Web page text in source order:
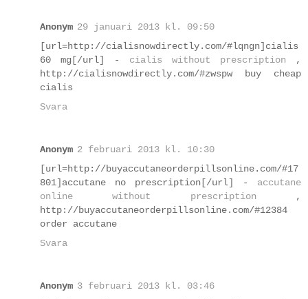
Anonym 29 januari 2013 kl. 09:50
[url=http://cialisnowdirectly.com/#lqngn]cialis
60 mg[/url] - cialis without prescription ,
http://cialisnowdirectly.com/#zwspw buy cheap
cialis
Svara
Anonym 2 februari 2013 kl. 10:30
[url=http://buyaccutaneorderpillsonline.com/#17
801]accutane no prescription[/url] - accutane
online without prescription ,
http://buyaccutaneorderpillsonline.com/#12384
order accutane
Svara
Anonym 3 februari 2013 kl. 03:46